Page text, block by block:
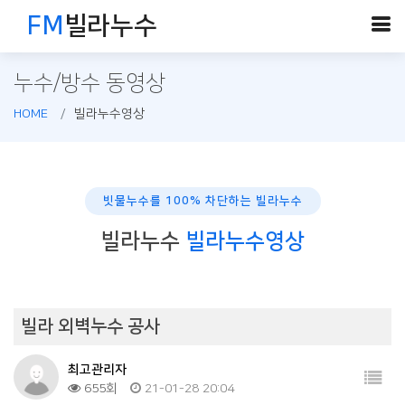
FM 빌라누수
누수/방수 동영상
HOME 빌라누수영상
빗물누수를 100% 차단하는 빌라누수
빌라누수 빌라누수영상
빌라 외벽누수 공사
최고관리자
655회
21-01-28 20:04